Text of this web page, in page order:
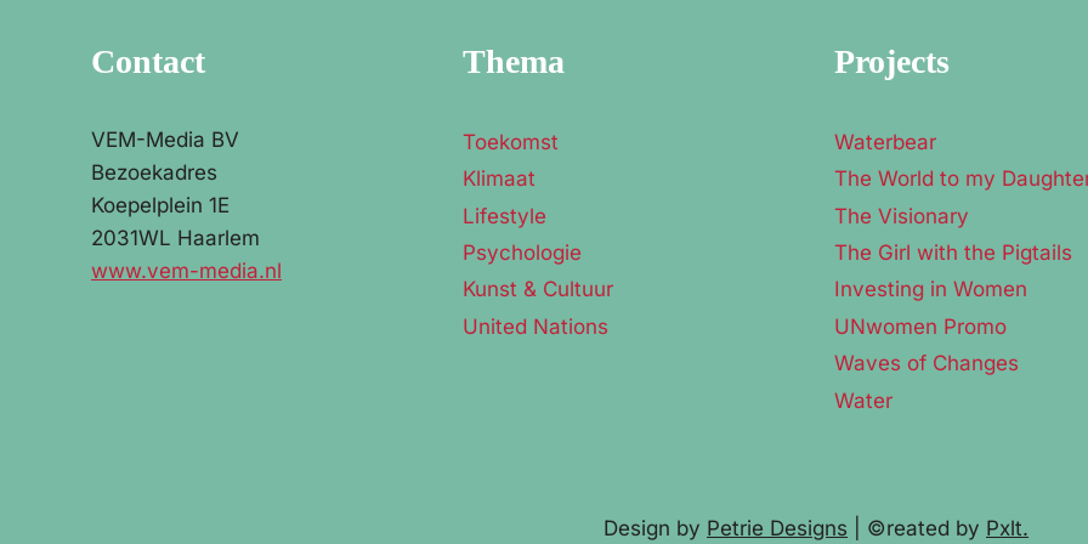
Contact
VEM-Media BV
Bezoekadres
Koepelplein 1E
2031WL Haarlem
www.vem-media.nl
Thema
Toekomst
Klimaat
Lifestyle
Psychologie
Kunst & Cultuur
United Nations
Projects
Waterbear
The World to my
The Visionary
The Girl with the Pigtails
Investing in Women
UNwomen Promo
Waves of Changes
Water
Design by Petrie Designs | ©reated by Pxlt.